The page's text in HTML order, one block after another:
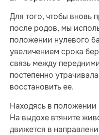
Для того, чтобы вновь
после родов, мы
положении нулевого
увеличением срока
связь между
постепенно
восстановить ее.
Находясь в положении
На выдохе втяните
движется в